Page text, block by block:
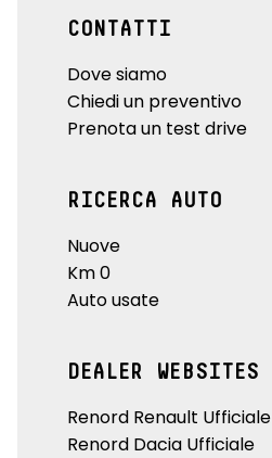
CONTATTI
Dove siamo
Chiedi un preventivo
Prenota un test drive
RICERCA AUTO
Nuove
Km 0
Auto usate
DEALER WEBSITES
Renord Renault Ufficiale
Renord Dacia Ufficiale